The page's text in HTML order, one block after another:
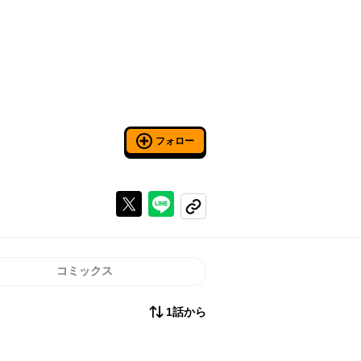
フォロー
Xで投稿するラインでシェアする
コピーする
コミックス
1話から